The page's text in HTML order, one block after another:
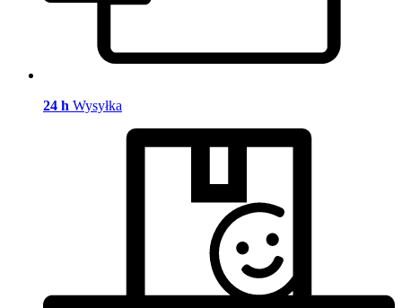
24 h Wysyłka